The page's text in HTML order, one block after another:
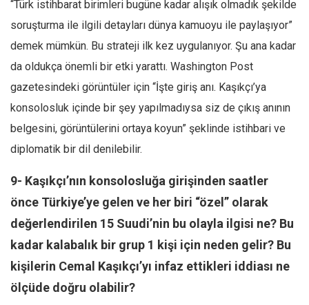
“Türk istihbarat birimleri bugüne kadar alışık olmadık şekilde
soruşturma ile ilgili detayları dünya kamuoyu ile paylaşıyor”
demek mümkün. Bu strateji ilk kez uygulanıyor. Şu ana kadar
da oldukça önemli bir etki yarattı. Washington Post
gazetesindeki görüntüler için “İşte giriş anı. Kaşıkçı’ya
konsolosluk içinde bir şey yapılmadıysa siz de çıkış anının
belgesini, görüntülerini ortaya koyun” şeklinde istihbari ve
diplomatik bir dil denilebilir.
9- Kaşıkçı’nın konsolosluğa girişinden saatler
önce Türkiye’ye gelen ve her biri “özel” olarak
değerlendirilen 15 Suudi’nin bu olayla ilgisi ne? Bu
kadar kalabalık bir grup 1 kişi için neden gelir? Bu
kişilerin Cemal Kaşıkçı’yı infaz ettikleri iddiası ne
ölçüde doğru olabilir?